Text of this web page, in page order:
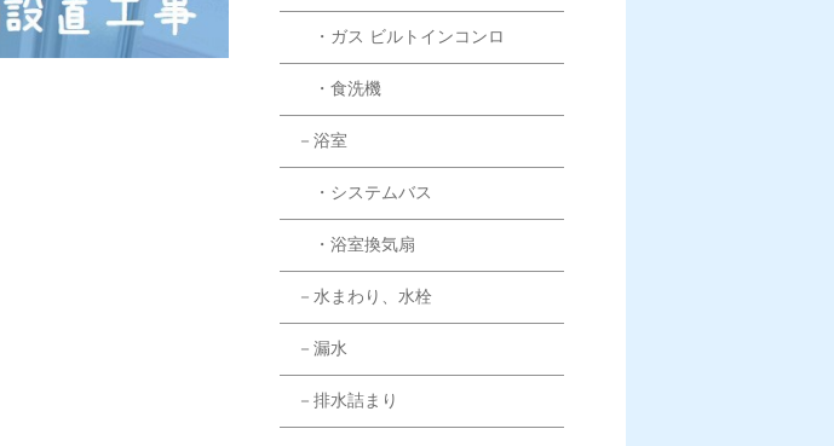
・ガス ビルトインコンロ
・食洗機
－浴室
・システムバス
・浴室換気扇
－水まわり、水栓
－漏水
－排水詰まり